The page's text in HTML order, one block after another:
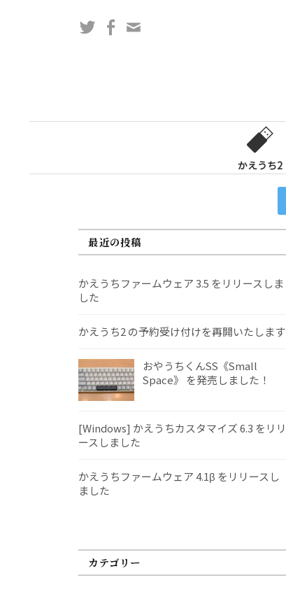
ス
TwitterFacebook
かえうち2
最近の投稿
かえうちファームウェア 3.5 をリリースしま
した
かえうち2 の予約受け付けを再開いたします
おやうちくんSS《Small
Space》 を発売しました！
[Windows] かえうちカスタマイズ 6.3 をリリ
ースしました
かえうちファームウェア 4.1β をリリースし
ました
カテゴリー